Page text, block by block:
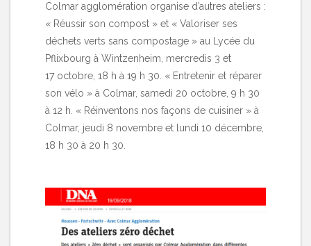
Colmar agglomération organise d’autres ateliers :
« Réussir son compost » et « Valoriser ses
déchets verts sans compostage » au Lycée du
Pflixbourg à Wintzenheim, mercredis 3 et
17 octobre, 18 h à 19 h 30. « Entretenir et réparer
son vélo » à Colmar, samedi 20 octobre, 9 h 30
à 12 h. « Réinventons nos façons de cuisiner » à
Colmar, jeudi 8 novembre et lundi 10 décembre,
18 h 30 à 20 h 30.